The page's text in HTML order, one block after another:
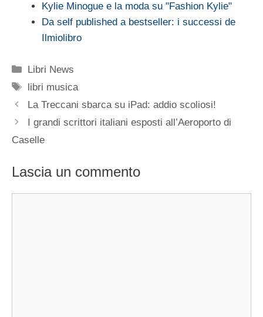
Kylie Minogue e la moda su "Fashion Kylie"
Da self published a bestseller: i successi de
Ilmiolibro
Categorie
Libri News
Tag
libri musica
La Treccani sbarca su iPad: addio scoliosi!
I grandi scrittori italiani esposti all’Aeroporto di
Caselle
Lascia un commento